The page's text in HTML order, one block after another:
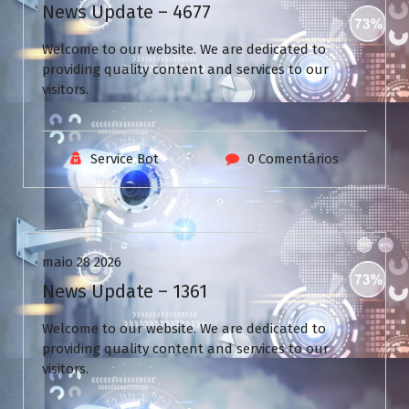
News Update – 4677
Welcome to our website. We are dedicated to
providing quality content and services to our
visitors.
Service Bot 0 Comentários
Uncategorized
maio 28 2026
News Update – 1361
Welcome to our website. We are dedicated to
providing quality content and services to our
visitors.